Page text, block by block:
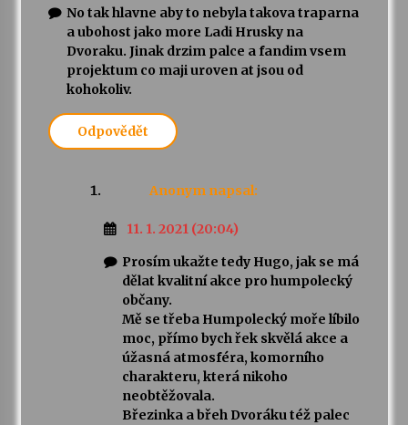
No tak hlavne aby to nebyla takova traparna
a ubohost jako more Ladi Hrusky na
Dvoraku. Jinak drzim palce a fandim vsem
projektum co maji uroven at jsou od
kohokoliv.
Odpovědět
Anonym napsal:
11. 1. 2021 (20:04)
Prosím ukažte tedy Hugo, jak se má
dělat kvalitní akce pro humpolecký
občany.
Mě se třeba Humpolecký moře líbilo
moc, přímo bych řek skvělá akce a
úžasná atmosféra, komorního
charakteru, která nikoho
neobtěžovala.
Březinka a břeh Dvoráku též palec